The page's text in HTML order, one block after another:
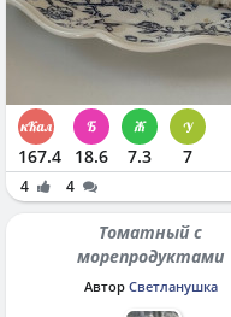
167.4 18.6 7.3 7
4 4
Томатный с
морепродуктами
Автор Светланушка